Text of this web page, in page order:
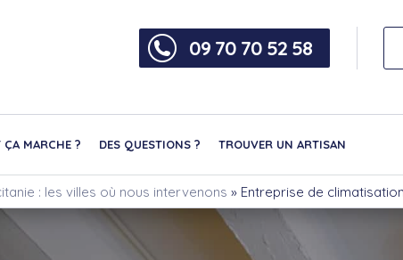
09 70 70 52 58
ÇA MARCHE ? DES QUESTIONS ? TROUVER UN ARTISAN
: les villes où nous intervenons » Entreprise de